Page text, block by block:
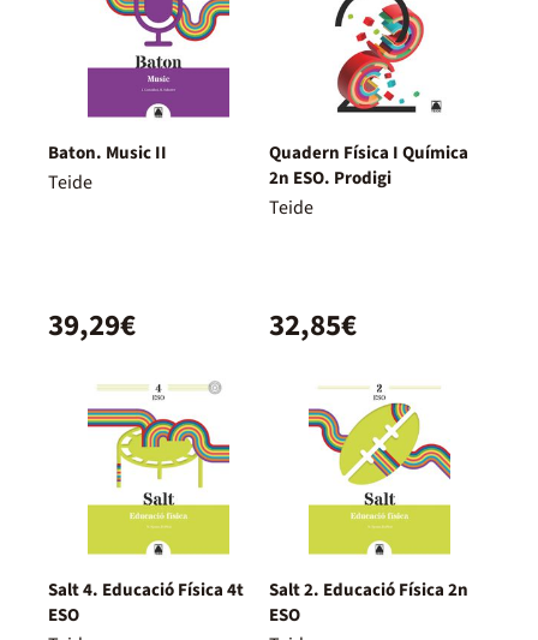
Baton. Music II
Teide
39,29€
Quadern Física I Química
2n ESO. Prodigi
Teide
32,85€
Salt 4. Educació Física 4t
ESO
Salt 2. Educació Física 2n
ESO